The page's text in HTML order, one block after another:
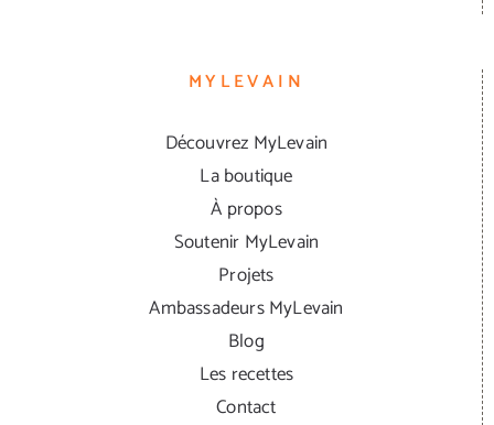
MYLEVAIN
Découvrez MyLevain
La boutique
À propos
Soutenir MyLevain
Projets
Ambassadeurs MyLevain
Blog
Les recettes
Contact